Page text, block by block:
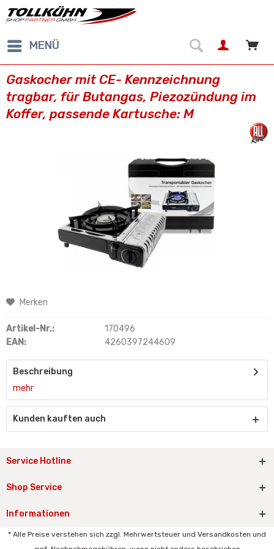
MENÜ
Gaskocher mit CE- Kennzeichnung
tragbar, für Butangas, Piezozündung im
Koffer, passende Kartusche: M
Merken
Artikel-Nr.:
170496
EAN:
4260397244609
Beschreibung
mehr
Kunden kauften auch
Service Hotline
Shop Service
Informationen
* Alle Preise verstehen sich zzgl. Mehrwertsteuer und Versandkosten und